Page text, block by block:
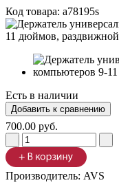
Код товара: a78195s
Есть в наличии
700.00 руб.
Производитель: AVS